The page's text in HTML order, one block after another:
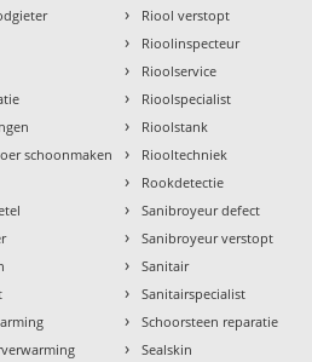
schoonmaken
› Riool verstopt
› Rioolinspecteur
› Rioolservice
› Rioolspecialist
› Rioolstank
› Riooltechniek
› Rookdetectie
› Sanibroyeur defect
› Sanibroyeur verstopt
› Sanitair
› Sanitairspecialist
› Schoorsteen reparatie
› Sealskin